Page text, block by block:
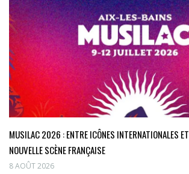
MUSILAC 2026 : ENTRE ICÔNES INTERNATIONALES ET
NOUVELLE SCÈNE FRANÇAISE
8 AOÛT 2026